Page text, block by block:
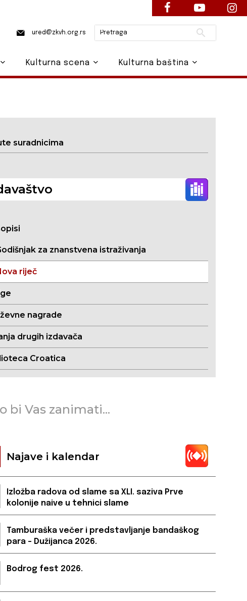
suradnicima
za znanstvena istraživanja
riječ
nagrade
drugih izdavača
Croatica
bi Vas zanimati...
Najave i kalendar
Izložba radova od slame sa XLI. saziva Prve
kolonije naive u tehnici slame
Tamburaška večer i predstavljanje bandaškog
para – Dužijanca 2026.
Bodrog fest 2026.
ured@zkvh.org.rs Pretraži
Kulturna scena Kulturna baština